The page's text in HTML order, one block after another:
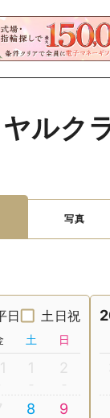
ルク
写真
日 土日祝
土 日
1 2
8 9